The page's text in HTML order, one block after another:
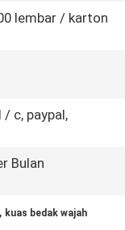
lembar / karton
c, paypal,
Bulan
, kuas bedak wajah